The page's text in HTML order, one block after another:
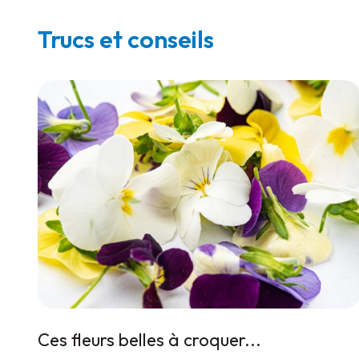
Trucs et conseils
Ces fleurs belles à croquer...